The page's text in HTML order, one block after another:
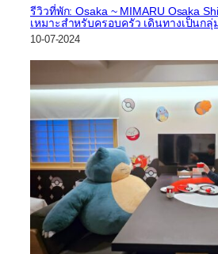
รีวิวที่พัก: Osaka ~ MIMARU Osaka
เหมาะสำหรับครอบครัว เดินทางเป็นกลุ่
10-07-2024